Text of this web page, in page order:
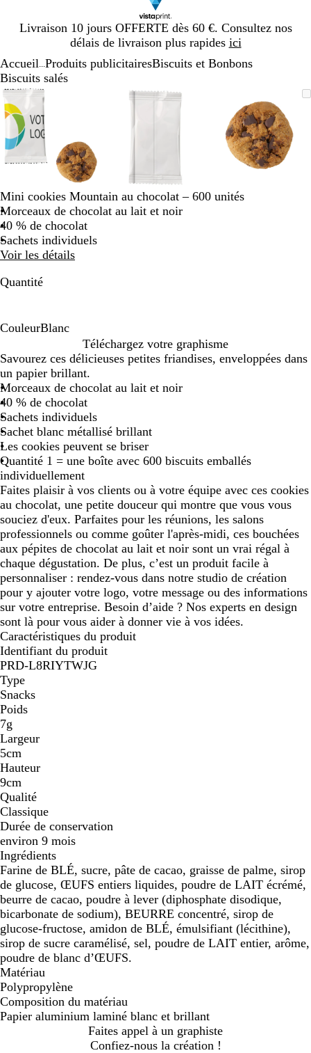
Livraison 10 jours OFFERTE dès 60 €. Consultez nos
délais de livraison plus rapides ici
Diapositive
1
Accueil Produits publicitairesBiscuits et Bonbons
Biscuits salés
et
moins
pour
zoomer
et
les
touches
fléchées
Image
zoomable
Zoom
Cliquez
Utilisez
pour
zoomer
et
zoomable
au
minimum
pour
les
touches
plus
et
moins
Diapositive
1
sur
3
Mini cookies Mountain au chocolat – 600 unités
Morceaux de chocolat au lait et noir
40 % de chocolat
Sachets individuels
Voir les détails
Quantité
CouleurBlanc
l
a
n
c
Téléchargez votre graphisme
Savourez ces délicieuses petites friandises, enveloppées dans
un papier brillant.
Morceaux de chocolat au lait et noir
40 % de chocolat
Sachets individuels
Sachet blanc métallisé brillant
Les cookies peuvent se briser
Quantité 1 = une boîte avec 600 biscuits emballés
individuellement
Faites plaisir à vos clients ou à votre équipe avec ces cookies
au chocolat, une petite douceur qui montre que vous vous
souciez d'eux. Parfaites pour les réunions, les salons
professionnels ou comme goûter l'après-midi, ces bouchées
aux pépites de chocolat au lait et noir sont un vrai régal à
chaque dégustation. De plus, c’est un produit facile à
personnaliser : rendez-vous dans notre studio de création
pour y ajouter votre logo, votre message ou des informations
sur votre entreprise. Besoin d’aide ? Nos experts en design
sont là pour vous aider à donner vie à vos idées.
Caractéristiques du produit
Identifiant du produit
PRD-L8RIYTWJG
Type
Snacks
Poids
7g
Largeur
5cm
Hauteur
9cm
Qualité
Classique
Durée de conservation
environ 9 mois
Ingrédients
Farine de BLÉ, sucre, pâte de cacao, graisse de palme, sirop
de glucose, ŒUFS entiers liquides, poudre de LAIT écrémé,
beurre de cacao, poudre à lever (diphosphate disodique,
bicarbonate de sodium), BEURRE concentré, sirop de
glucose-fructose, amidon de BLÉ, émulsifiant (lécithine),
sirop de sucre caramélisé, sel, poudre de LAIT entier, arôme,
poudre de blanc d’ŒUFS.
Matériau
Polypropylène
Composition du matériau
Papier aluminium laminé blanc et brillant
Faites appel à un graphiste
Confiez-nous la création !